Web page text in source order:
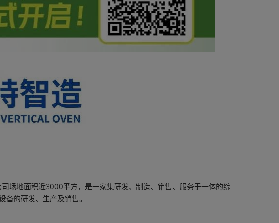
场地面积近3000平方，是一家集研发、制造、销售、服务于一体的综
的研发、生产及销售。